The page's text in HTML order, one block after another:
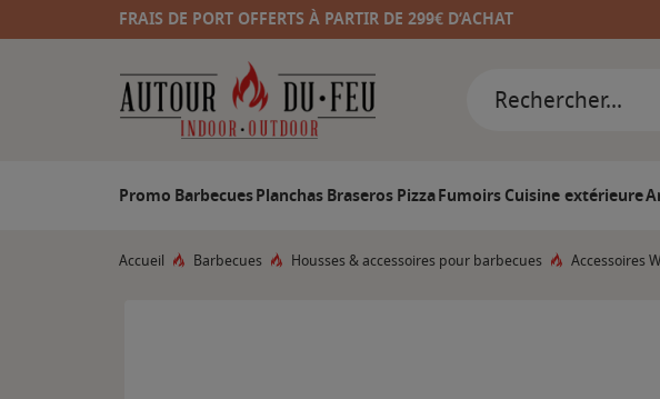
FRAIS DE PORT OFFERTS À PARTIR DE 299€ D’ACHAT
Promo BarbecuesPlanchasBraserosPizzaFumoirsCuisine extérieure
Accueil Barbecues Housses & accessoires pour barbecues Accessoires